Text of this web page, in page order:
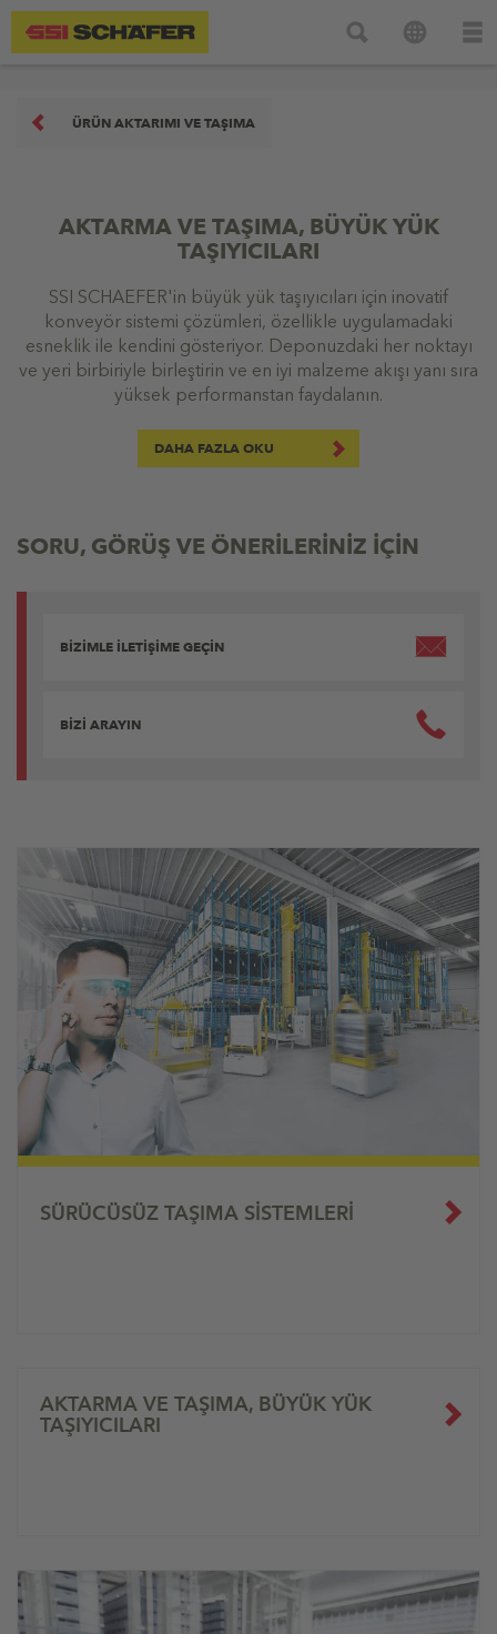
ÜRÜN AKTARIMI VE TAŞIMA
AKTARMA VE TAŞIMA, BÜYÜK YÜK
TAŞIYICILARI
SSI SCHAEFER'in büyük yük taşıyıcıları için inovatif
konveyör sistemi çözümleri, özellikle uygulamadaki
esneklik ile kendini gösteriyor. Deponuzdaki her noktayı
ve yeri birbiriyle birleştirin ve en iyi malzeme akışı yanı sıra
yüksek performanstan faydalanın.
DAHA FAZLA OKU
SORU, GÖRÜŞ VE ÖNERİLERİNİZ İÇİN
BİZİMLE İLETİŞİME GEÇİN
BİZİ ARAYIN
SÜRÜCÜSÜZ TAŞIMA SISTEMLERI
AKTARMA VE TAŞIMA, BÜYÜK YÜK
TAŞIYICILARI